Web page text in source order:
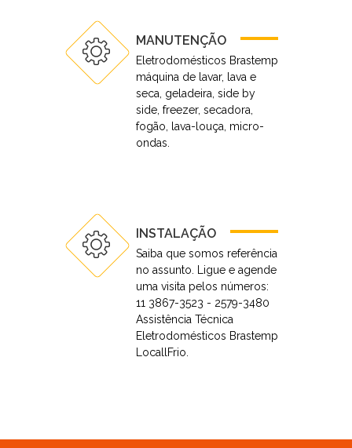
MANUTENÇÃO
Eletrodomésticos Brastemp
máquina de lavar, lava e
seca, geladeira, side by
side, freezer, secadora,
fogão, lava-louça, micro-
ondas.
INSTALAÇÃO
Saiba que somos referência
no assunto. Ligue e agende
uma visita pelos números:
11 3867-3523 - 2579-3480
Assistência Técnica
Eletrodomésticos Brastemp
LocallFrio.